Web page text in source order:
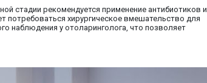
стадии рекомендуется применение антибиотиков и
потребоваться хирургическое вмешательство для
наблюдения у отоларинголога, что позволяет